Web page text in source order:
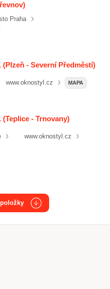
Praha
- Severní Předměstí)
www.oknostyl.cz MAPA
- Trnovany)
www.oknostyl.cz